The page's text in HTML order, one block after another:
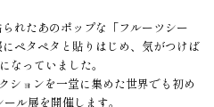
れたあのポップな「フルーツシー
ペタペタと貼りはじめ、気がつけば
なっていました。
ションを一堂に集めた世界でも初め
ル展を開催します。